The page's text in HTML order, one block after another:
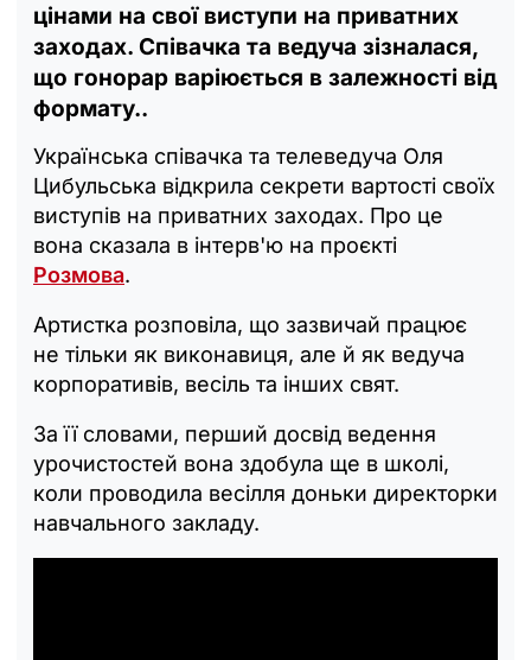
цінами на свої виступи на приватних
заходах. Співачка та ведуча зізналася,
що гонорар варіюється в залежності від
формату..
Українська співачка та телеведуча Оля
Цибульська відкрила секрети вартості своїх
виступів на приватних заходах. Про це
вона сказала в інтерв'ю на проєкті
Розмова.
Артистка розповіла, що зазвичай працює
не тільки як виконавиця, але й як ведуча
корпоративів, весіль та інших свят.
За її словами, перший досвід ведення
урочистостей вона здобула ще в школі,
коли проводила весілля доньки директорки
навчального закладу.